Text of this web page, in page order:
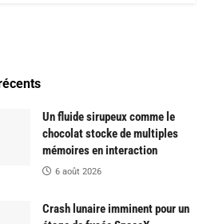
Un fluide sirupeux comme le
chocolat stocke de multiples
mémoires en interaction
6 août 2026
Crash lunaire imminent pour un